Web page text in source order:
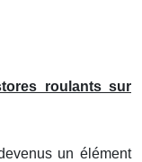
roulants sur
un élément